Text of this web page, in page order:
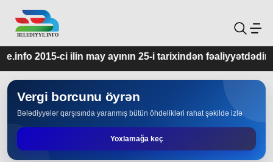
ayının 25-i tarixindən fəaliyyətdədir.
Vergi borcunu öyrən
Bələdiyyələr qarşısında yaranmış bütün öhdəlikləri rahat şəkildə izlə
Yoxlamağa keç